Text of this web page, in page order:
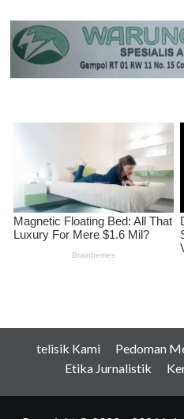
telisik Kami Pedoman
Etika Jurnalistik